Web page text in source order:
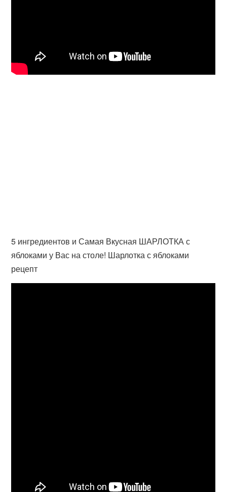
5 ингредиентов и Самая Вкусная ШАРЛОТКА с
яблоками у Вас на столе! Шарлотка с яблоками
рецепт